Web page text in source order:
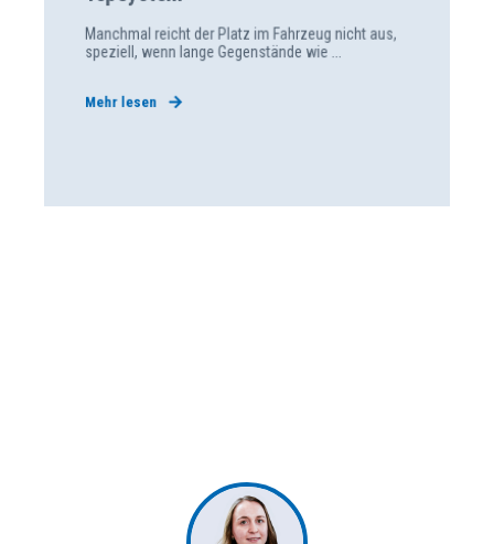
Manchmal reicht der Platz im Fahrzeug nicht aus,
speziell, wenn lange Gegenstände wie ...
Mehr lesen